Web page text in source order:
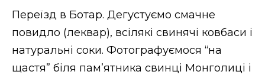
Переїзд в Ботар. Дегустуємо смачне
повидло (леквар), всілякі свинячі ковбаси і
натуральні соки. Фотографуємося “на
щастя” біля пам’ятника свинці Монголиці і